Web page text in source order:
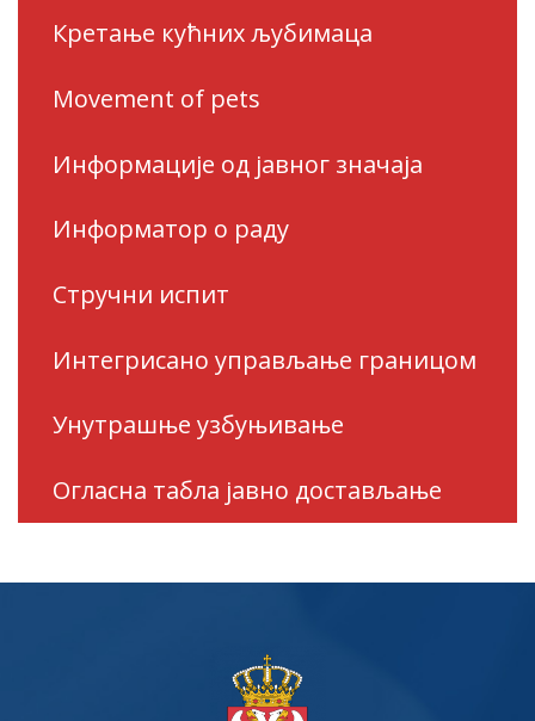
Кретање кућних љубимаца
Movement of pets
Информације од јавног значаја
Информатор о раду
Стручни испит
Интегрисано управљање границом
Унутрашње узбуњивање
Огласна табла јавно достављање